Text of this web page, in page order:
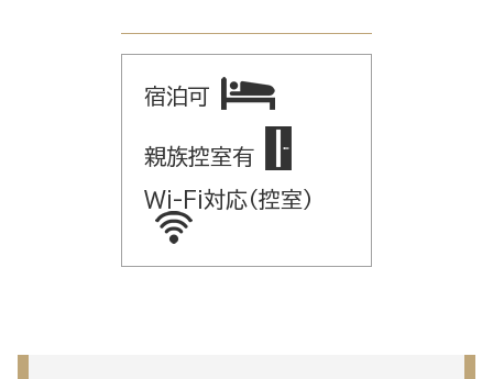
宿泊可
親族控室有
Wi-Fi対応（控室）